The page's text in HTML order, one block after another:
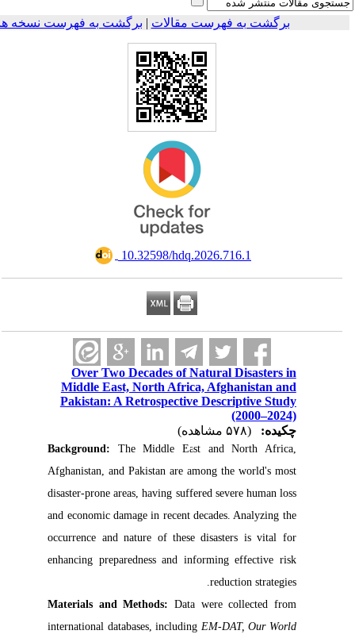
برگشت به فهرست مقالات| برگشت به فهرست نسخه ها
‎ 10.32598/hdq.2026.716.1
Over Two Decades of Natural Disasters in
Middle East, North Africa, Afghanistan and
Pakistan: A Retrospective Descriptive Study
(2000–2024)
چکیده:
Background:The Middle East and North Africa,
Afghanistan, and Pakistan are among the world's most
disaster-prone areas, having suffered severe human loss
and economic damage in recent decades. Analyzing the
occurrence and nature of these disasters is vital for
enhancing preparedness and informing effective risk
reduction strategies.
Materials and Methods:Data were collected from
international databases, includingEM-DAT, Our World